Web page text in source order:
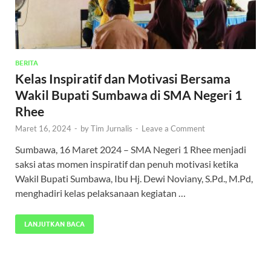
BERITA
Kelas Inspiratif dan Motivasi Bersama
Wakil Bupati Sumbawa di SMA Negeri 1
Rhee
Maret 16, 2024 - byTim Jurnalis - Leave a Comment
Sumbawa, 16 Maret 2024 – SMA Negeri 1 Rhee menjadi
saksi atas momen inspiratif dan penuh motivasi ketika
Wakil Bupati Sumbawa, Ibu Hj. Dewi Noviany, S.Pd., M.Pd,
menghadiri kelas pelaksanaan kegiatan …
LANJUTKAN BACA